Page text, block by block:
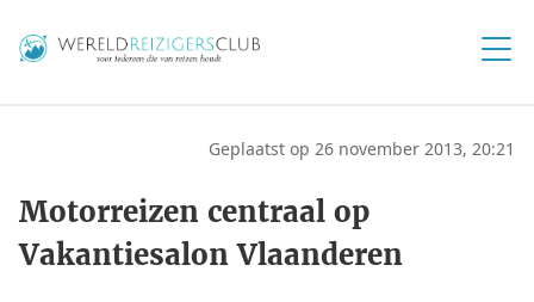
Geplaatst op 26 november 2013, 20:21
Motorreizen centraal op
Vakantiesalon Vlaanderen